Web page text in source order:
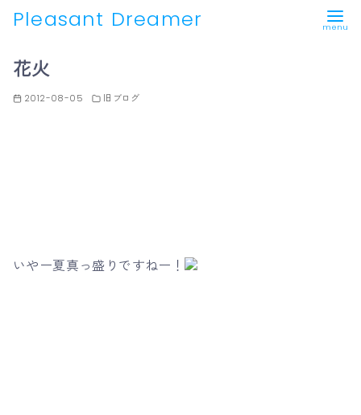
Pleasant Dreamer
花火
2012-08-05 旧ブログ
いやー夏真っ盛りですねー！